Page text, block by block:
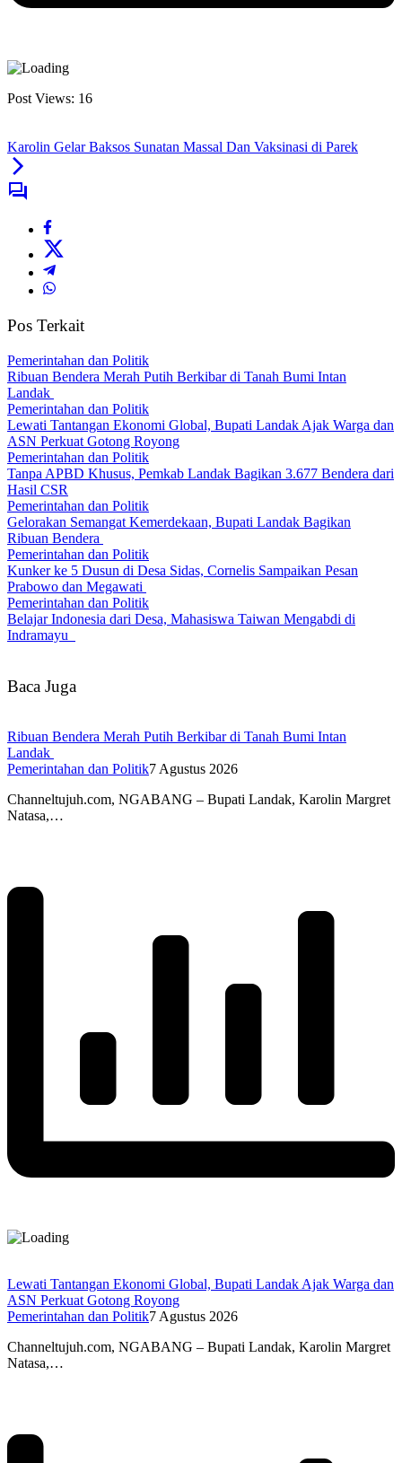
Post Views: 16
Karolin Gelar Baksos Sunatan Massal Dan Vaksinasi di Parek
Pos Terkait
Pemerintahan dan Politik
Ribuan Bendera Merah Putih Berkibar di Tanah Bumi Intan
Landak
Pemerintahan dan Politik
Lewati Tantangan Ekonomi Global, Bupati Landak Ajak Warga dan
ASN Perkuat Gotong Royong
Pemerintahan dan Politik
Tanpa APBD Khusus, Pemkab Landak Bagikan 3.677 Bendera dari
Hasil CSR
Pemerintahan dan Politik
Gelorakan Semangat Kemerdekaan, Bupati Landak Bagikan
Ribuan Bendera
Pemerintahan dan Politik
Kunker ke 5 Dusun di Desa Sidas, Cornelis Sampaikan Pesan
Prabowo dan Megawati
Pemerintahan dan Politik
Belajar Indonesia dari Desa, Mahasiswa Taiwan Mengabdi di
Indramayu
Baca Juga
Ribuan Bendera Merah Putih Berkibar di Tanah Bumi Intan
Landak
Pemerintahan dan Politik7 Agustus 2026
Channeltujuh.com, NGABANG – Bupati Landak, Karolin Margret
Natasa,…
Lewati Tantangan Ekonomi Global, Bupati Landak Ajak Warga dan
ASN Perkuat Gotong Royong
Pemerintahan dan Politik7 Agustus 2026
Channeltujuh.com, NGABANG – Bupati Landak, Karolin Margret
Natasa,…